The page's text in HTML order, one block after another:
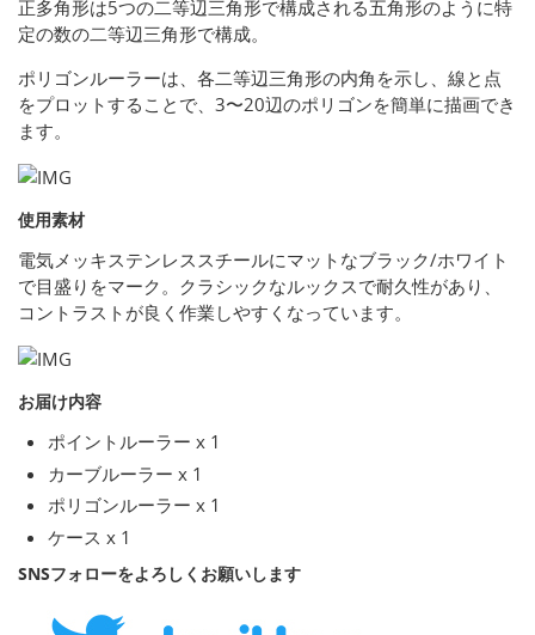
正多角形は5つの二等辺三角形で構成される五角形のように特
定の数の二等辺三角形で構成。
ポリゴンルーラーは、各二等辺三角形の内角を示し、線と点
をプロットすることで、3〜20辺のポリゴンを簡単に描画でき
ます。
使用素材
電気メッキステンレススチールにマットなブラック/ホワイト
で目盛りをマーク。クラシックなルックスで耐久性があり、
コントラストが良く作業しやすくなっています。
お届け内容
ポイントルーラー x 1
カーブルーラー x 1
ポリゴンルーラー x 1
ケース x 1
SNSフォローをよろしくお願いします